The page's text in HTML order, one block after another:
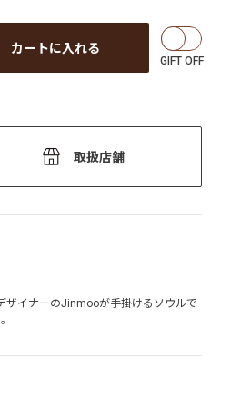
カートに入れる
取扱店舗
ザイナーのJinmooが手掛けるソウルで